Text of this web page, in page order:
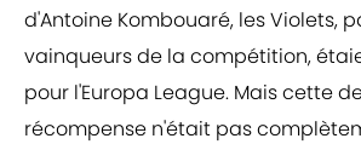
d'Antoine Kombouaré, les Violets,
vainqueurs de la compétition,
pour l'Europa League. Mais cette
récompense n'était pas